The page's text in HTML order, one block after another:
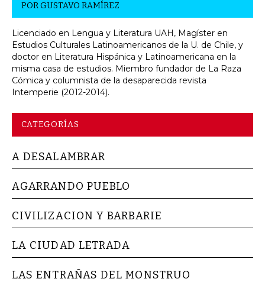
PORGUSTAVO RAMÍREZ
Licenciado en Lengua y Literatura UAH, Magíster en
Estudios Culturales Latinoamericanos de la U. de Chile, y
doctor en Literatura Hispánica y Latinoamericana en la
misma casa de estudios. Miembro fundador de La Raza
Cómica y columnista de la desaparecida revista
Intemperie (2012-2014).
CATEGORÍAS
A DESALAMBRAR
AGARRANDO PUEBLO
CIVILIZACION Y BARBARIE
LA CIUDAD LETRADA
LAS ENTRAÑAS DEL MONSTRUO